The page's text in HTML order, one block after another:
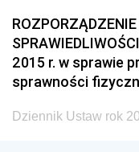
2015 r. w sprawie
sprawności
Dziennik Ustaw rok